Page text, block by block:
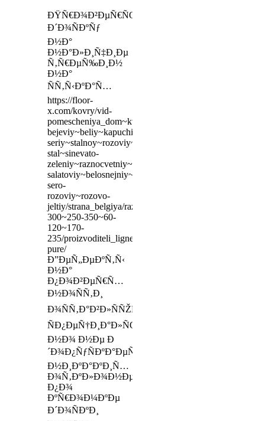
ÐŸÑ€Ð¾Ð²ÐµÑ€ÑŒÑ‚Ðµ
Ð´Ð¾ÑÐºÑƒ
Ð½Ð°
Ð½Ð°Ð»Ð¸Ñ‡Ð¸Ðµ
Ñ‚Ñ€ÐµÑ‰Ð¸Ð½
Ð½Ð°
ÑÑ‚Ñ‹ÐºÐ°Ñ…
https://floor-
x.com/kovry/vid-
pomescheniya_dom~kvartira/cvet_goluboy~temno-
bejeviy~beliy~kapuchino~bejevo-
seriy~stalnoy~rozoviy~sinyaya-
stal~sinevato-
zeleniy~raznocvetniy~bejevo-
salatoviy~belosnejniy~golubo-
sero-
rozoviy~rozovo-
jeltiy/strana_belgiya/razmer_200-
300~250-350~60-
120~170-
235/proizvoditeli_ligne-
pure/
Ð”ÐµÑ„ÐµÐºÑ‚Ñ‹
Ð½Ð°
Ð¿Ð¾Ð²ÐµÑ€Ñ…
Ð½Ð¾ÑÑ‚Ð¸
Ð¾ÑÑ‚Ð°Ð²Ð»ÑÑŽÑ‚
ÑÐ¿ÐµÑ†Ð¸Ð°Ð»ÑŒÐ½Ð¾,
Ð½Ð¾ Ð½Ðµ Ð
´Ð¾Ð¿ÑƒÑÐºÐ°ÐµÑ‚ÑÑ
Ð½Ð¸ÐºÐ°ÐºÐ¸Ñ…
Ð¾Ñ‚ÐºÐ»Ð¾Ð½ÐµÐ½Ð¸Ð¹
Ð¿Ð¾
ÐºÑ€Ð¾Ð¼ÐºÐµ
Ð´Ð¾ÑÐºÐ¸